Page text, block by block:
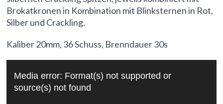
Brokatkronen in Kombination mit Blinksternen in Rot,
Silber und Crackling.
Kaliber 20mm, 36 Schuss, Brenndauer 30s
Player
Media error: Format(s) not supported or
source(s) not found